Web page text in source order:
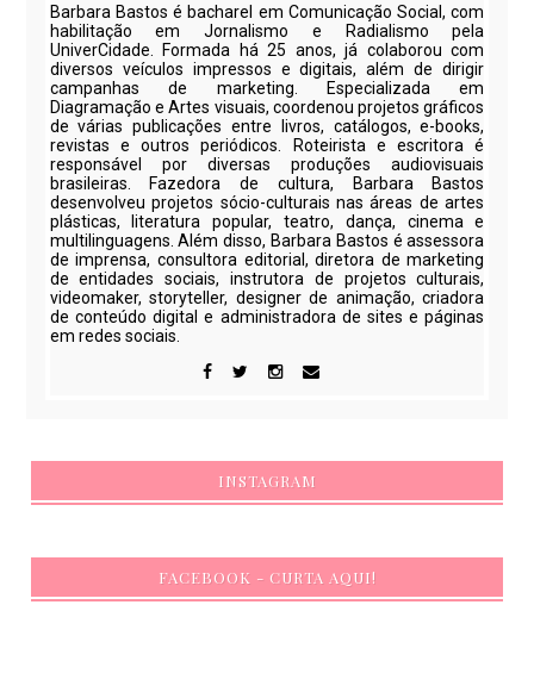
Barbara Bastos é bacharel em Comunicação Social, com
habilitação em Jornalismo e Radialismo pela
UniverCidade. Formada há 25 anos, já colaborou com
diversos veículos impressos e digitais, além de dirigir
campanhas de marketing. Especializada em
Diagramação e Artes visuais, coordenou projetos gráficos
de várias publicações entre livros, catálogos, e-books,
revistas e outros periódicos. Roteirista e escritora é
responsável por diversas produções audiovisuais
brasileiras. Fazedora de cultura, Barbara Bastos
desenvolveu projetos sócio-culturais nas áreas de artes
plásticas, literatura popular, teatro, dança, cinema e
multilinguagens. Além disso, Barbara Bastos é assessora
de imprensa, consultora editorial, diretora de marketing
de entidades sociais, instrutora de projetos culturais,
videomaker, storyteller, designer de animação, criadora
de conteúdo digital e administradora de sites e páginas
em redes sociais.
INSTAGRAM
FACEBOOK - CURTA AQUI!